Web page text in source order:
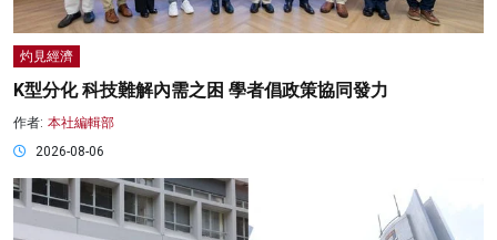
灼見經濟
K型分化 科技難解內需之困 學者倡政策協同發力
作者: 本社編輯部
2026-08-06